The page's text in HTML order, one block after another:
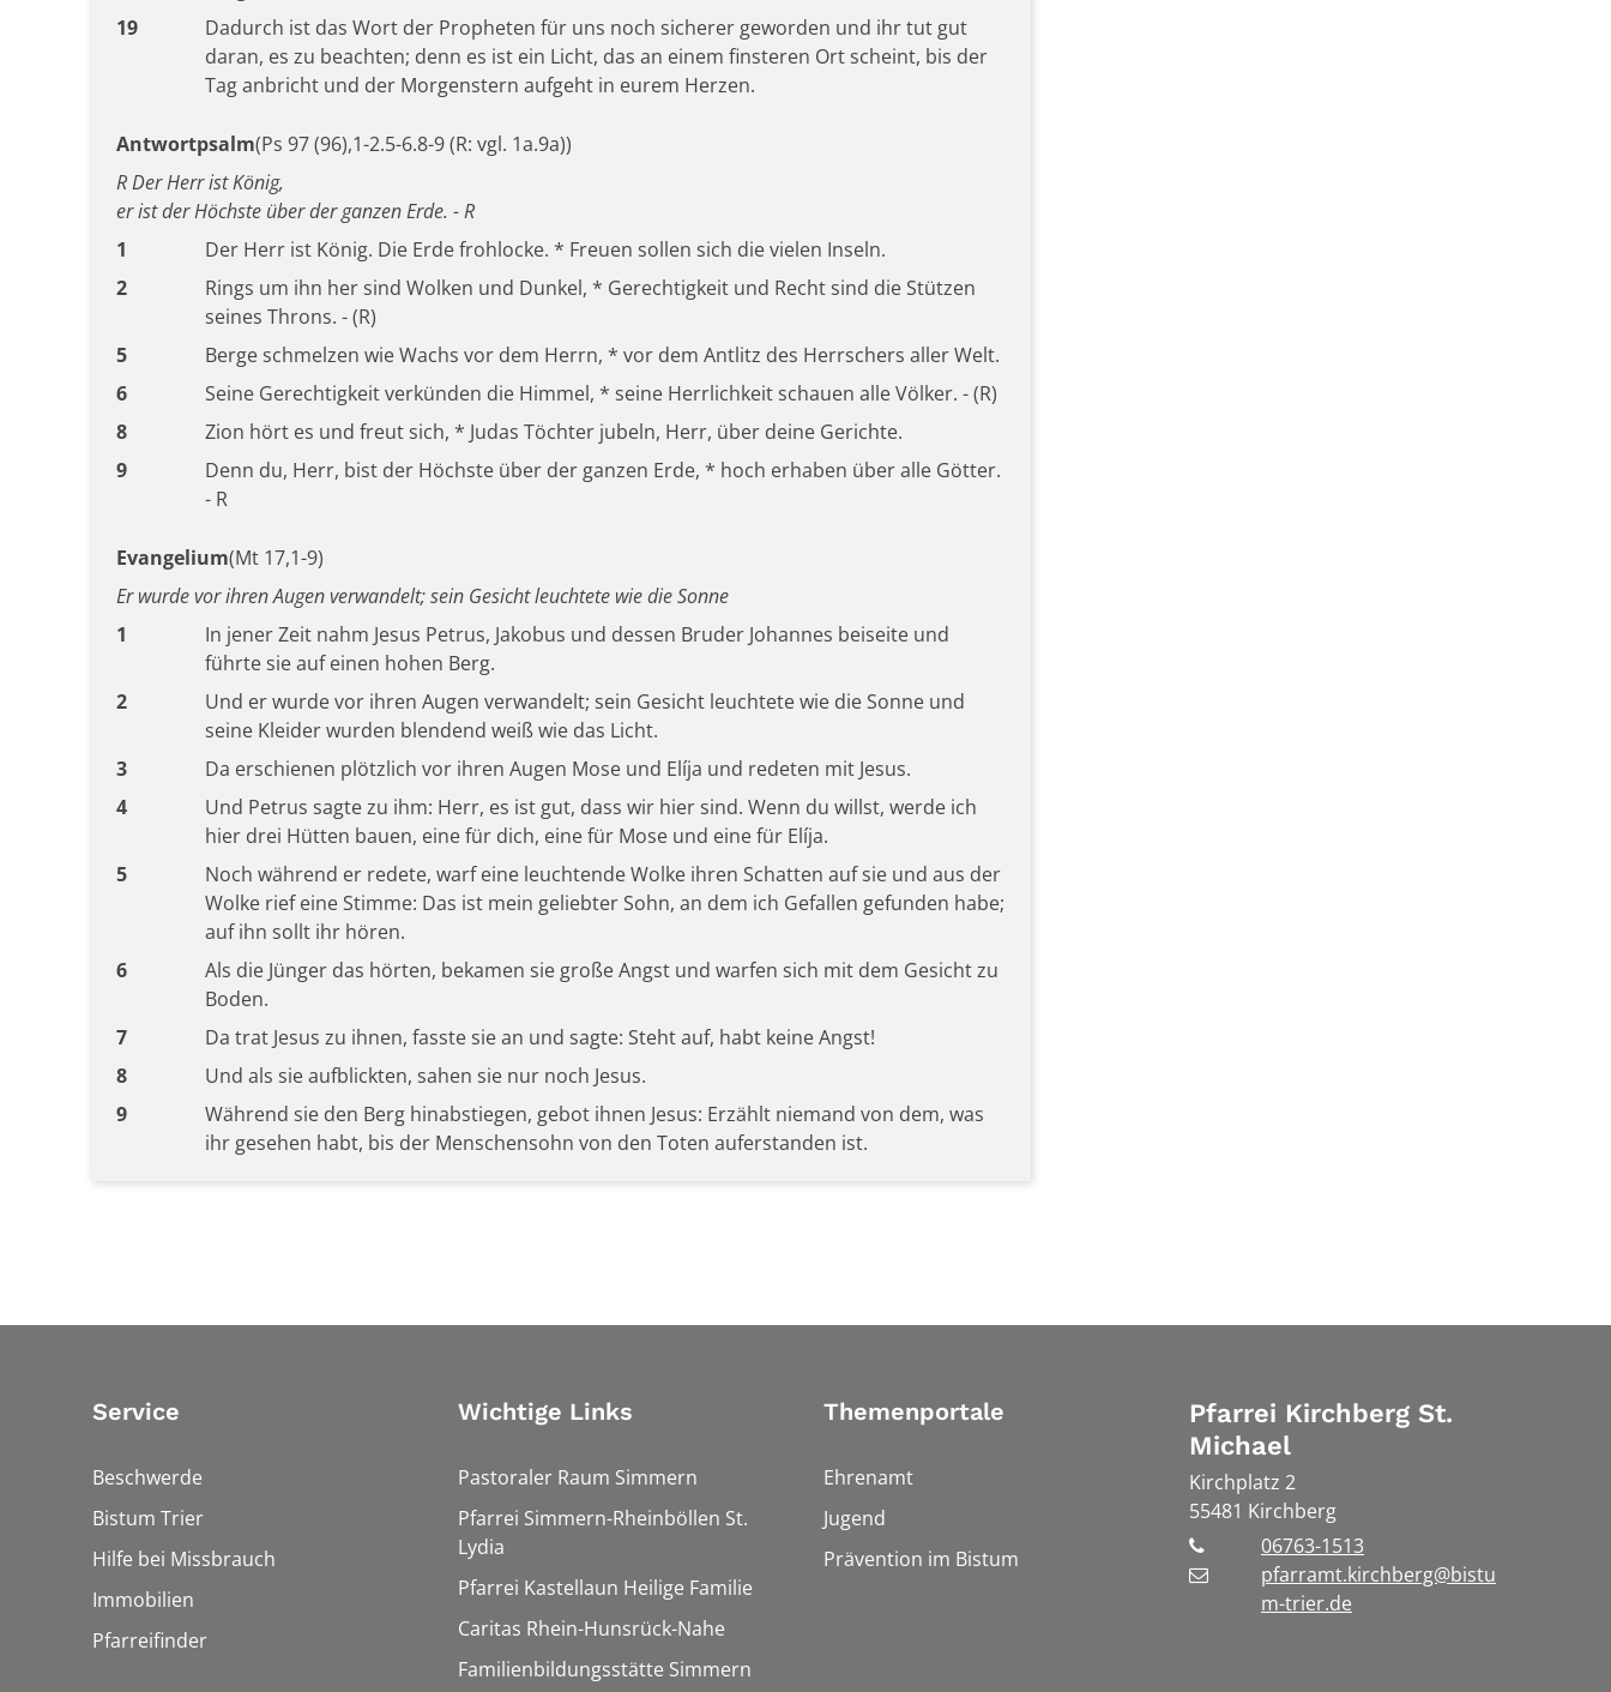
19
Dadurch ist das Wort der Propheten für uns noch sicherer geworden und ihr tut gut
daran, es zu beachten; denn es ist ein Licht, das an einem finsteren Ort scheint, bis der
Tag anbricht und der Morgenstern aufgeht in eurem Herzen.
Antwortpsalm(Ps 97 (96),1-2.5-6.8-9 (R: vgl. 1a.9a))
R Der Herr ist König,
er ist der Höchste über der ganzen Erde. - R
1
Der Herr ist König. Die Erde frohlocke. * Freuen sollen sich die vielen Inseln.
2
Rings um ihn her sind Wolken und Dunkel, * Gerechtigkeit und Recht sind die Stützen
seines Throns. - (R)
5
Berge schmelzen wie Wachs vor dem Herrn, * vor dem Antlitz des Herrschers aller Welt.
6
Seine Gerechtigkeit verkünden die Himmel, * seine Herrlichkeit schauen alle Völker. - (R)
8
Zion hört es und freut sich, * Judas Töchter jubeln, Herr, über deine Gerichte.
9
Denn du, Herr, bist der Höchste über der ganzen Erde, * hoch erhaben über alle Götter.
- R
Evangelium(Mt 17,1-9)
Er wurde vor ihren Augen verwandelt; sein Gesicht leuchtete wie die Sonne
1
In jener Zeit nahm Jesus Petrus, Jakobus und dessen Bruder Johannes beiseite und
führte sie auf einen hohen Berg.
2
Und er wurde vor ihren Augen verwandelt; sein Gesicht leuchtete wie die Sonne und
seine Kleider wurden blendend weiß wie das Licht.
3
Da erschienen plötzlich vor ihren Augen Mose und Elíja und redeten mit Jesus.
4
Und Petrus sagte zu ihm: Herr, es ist gut, dass wir hier sind. Wenn du willst, werde ich
hier drei Hütten bauen, eine für dich, eine für Mose und eine für Elíja.
5
Noch während er redete, warf eine leuchtende Wolke ihren Schatten auf sie und aus der
Wolke rief eine Stimme: Das ist mein geliebter Sohn, an dem ich Gefallen gefunden habe;
auf ihn sollt ihr hören.
6
Als die Jünger das hörten, bekamen sie große Angst und warfen sich mit dem Gesicht zu
Boden.
7
Da trat Jesus zu ihnen, fasste sie an und sagte: Steht auf, habt keine Angst!
8
Und als sie aufblickten, sahen sie nur noch Jesus.
9
Während sie den Berg hinabstiegen, gebot ihnen Jesus: Erzählt niemand von dem, was
ihr gesehen habt, bis der Menschensohn von den Toten auferstanden ist.
Service
Beschwerde
Bistum Trier
Hilfe bei Missbrauch
Immobilien
Pfarreifinder
Wichtige Links
Pastoraler Raum Simmern
Pfarrei Simmern-Rheinböllen St.
Lydia
Pfarrei Kastellaun Heilige Familie
Caritas Rhein-Hunsrück-Nahe
Familienbildungsstätte Simmern
Themenportale
Ehrenamt
Jugend
Prävention im Bistum
Pfarrei Kirchberg St.
Michael
Kirchplatz 2
55481 Kirchberg
06763-1513
pfarramt.kirchberg@bistu
m-trier.de